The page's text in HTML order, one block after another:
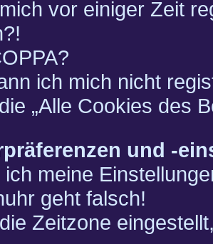
vor einiger Zeit
ich mich nicht
„Alle Cookies des
und -
meine
geht falsch!
Zeitzone